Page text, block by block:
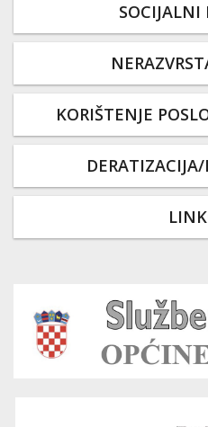
SOCIJALNI
KORIŠTENJE